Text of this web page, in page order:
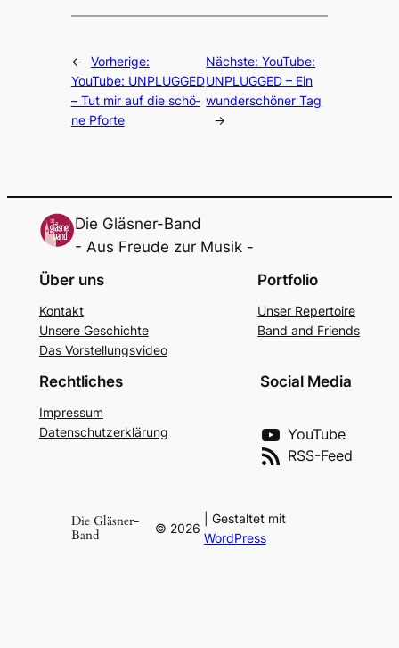
← Vorherige:
YouTube: UNPLUGGED
– Tut mir auf die schö­
ne Pfor­te
Nächste:YouTube:
UNPLUGGED – Ein
wunder­schö­ner Tag
→
Die Gläsner-Band
- Aus Freude zur Musik -
Über uns
Kon­takt
Unse­re Geschich­te
Das Vor­stel­lungs­vi­deo
Portfolio
Unser Reper­toire
Band and Fri­ends
Rechtliches
Impres­sum
Daten­schutz­er­klä­rung
Social Media
YouTube
RSS-Feed
Die Gläsner-
Band
© 2026
| Gestaltet mit
WordPress